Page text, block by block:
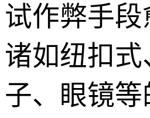
试作弊手
诸如纽扣
子、眼镜